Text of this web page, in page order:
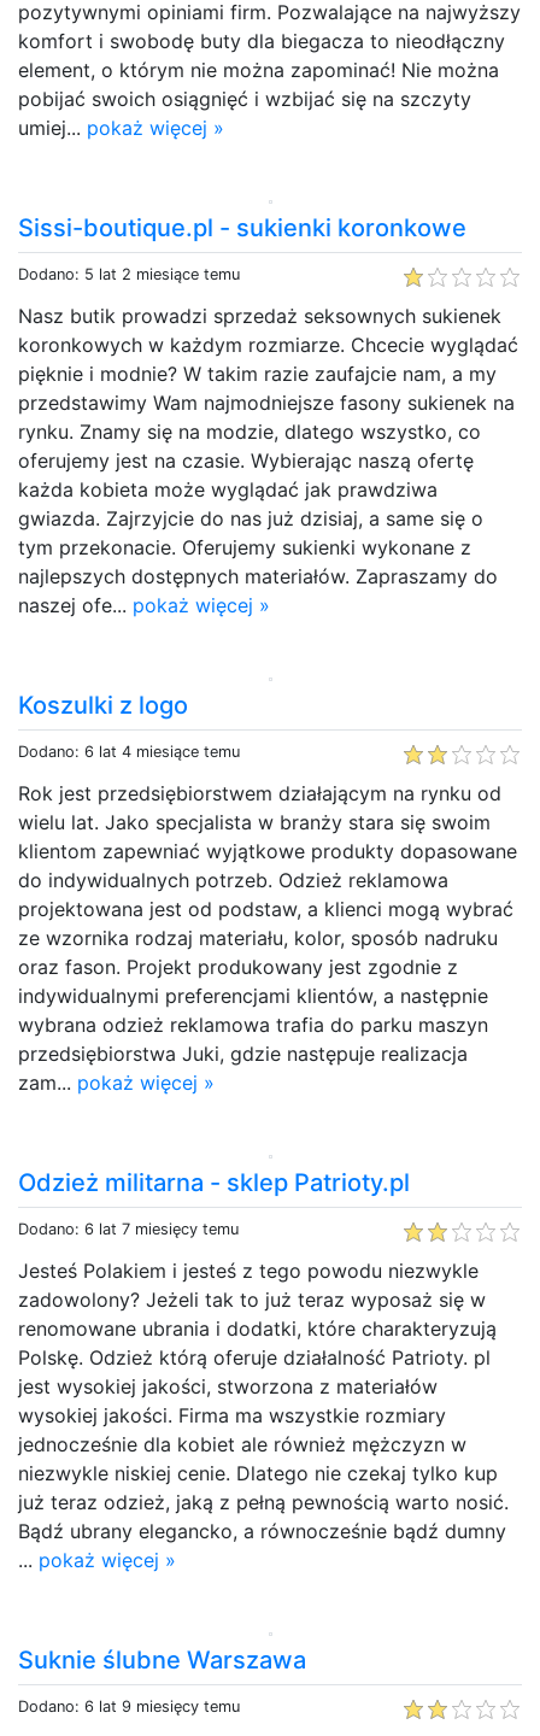
pozytywnymi opiniami firm. Pozwalające na najwyższy
komfort i swobodę buty dla biegacza to nieodłączny
element, o którym nie można zapominać! Nie można
pobijać swoich osiągnięć i wzbijać się na szczyty
umiej... pokaż więcej »
Sissi-boutique.pl - sukienki koronkowe
Dodano: 5 lat 2 miesiące temu
Nasz butik prowadzi sprzedaż seksownych sukienek
koronkowych w każdym rozmiarze. Chcecie wyglądać
pięknie i modnie? W takim razie zaufajcie nam, a my
przedstawimy Wam najmodniejsze fasony sukienek na
rynku. Znamy się na modzie, dlatego wszystko, co
oferujemy jest na czasie. Wybierając naszą ofertę
każda kobieta może wyglądać jak prawdziwa
gwiazda. Zajrzyjcie do nas już dzisiaj, a same się o
tym przekonacie. Oferujemy sukienki wykonane z
najlepszych dostępnych materiałów. Zapraszamy do
naszej ofe... pokaż więcej »
Koszulki z logo
Dodano: 6 lat 4 miesiące temu
Rok jest przedsiębiorstwem działającym na rynku od
wielu lat. Jako specjalista w branży stara się swoim
klientom zapewniać wyjątkowe produkty dopasowane
do indywidualnych potrzeb. Odzież reklamowa
projektowana jest od podstaw, a klienci mogą wybrać
ze wzornika rodzaj materiału, kolor, sposób nadruku
oraz fason. Projekt produkowany jest zgodnie z
indywidualnymi preferencjami klientów, a następnie
wybrana odzież reklamowa trafia do parku maszyn
przedsiębiorstwa Juki, gdzie następuje realizacja
zam... pokaż więcej »
Odzież militarna - sklep Patrioty.pl
Dodano: 6 lat 7 miesięcy temu
Jesteś Polakiem i jesteś z tego powodu niezwykle
zadowolony? Jeżeli tak to już teraz wyposaż się w
renomowane ubrania i dodatki, które charakteryzują
Polskę. Odzież którą oferuje działalność Patrioty. pl
jest wysokiej jakości, stworzona z materiałów
wysokiej jakości. Firma ma wszystkie rozmiary
jednocześnie dla kobiet ale również mężczyzn w
niezwykle niskiej cenie. Dlatego nie czekaj tylko kup
już teraz odzież, jaką z pełną pewnością warto nosić.
Bądź ubrany elegancko, a równocześnie bądź dumny
... pokaż więcej »
Suknie ślubne Warszawa
Dodano: 6 lat 9 miesięcy temu